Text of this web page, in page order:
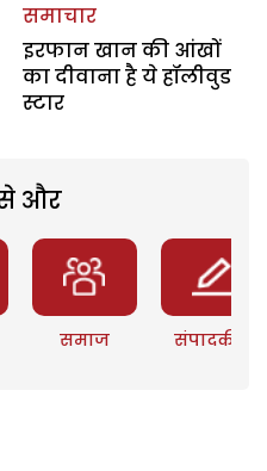
समाचार
इरफान खान की आंखों
का दीवाना है ये हॉलीवुड
स्टार
से और
समाज संपादकीय